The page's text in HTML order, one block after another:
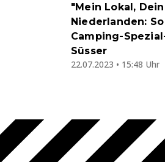
"Mein Lokal,
Niederlanden:
Camping-
Süsser
22.07.2023 • 15:48 Uhr